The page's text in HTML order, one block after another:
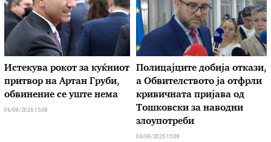
Истекува рокот за куќниот
притвор на Артан Груби,
обвинение се уште нема
06/08/2026 15:08
Полицајците добија откази,
а Обвителството ја отфрли
кривичната пријава од
Тошковски за наводни
злоупотреби
06/08/2026 15:08